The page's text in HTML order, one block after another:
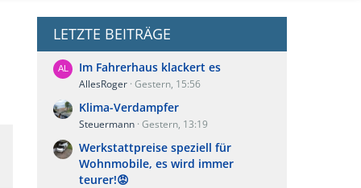
LETZTE BEITRÄGE
Im Fahrerhaus klackert es
AllesRoger Gestern, 15:56
Klima-Verdampfer
Steuermann Gestern, 13:19
Werkstattpreise speziell für
Wohnmobile, es wird immer
teurer!😡